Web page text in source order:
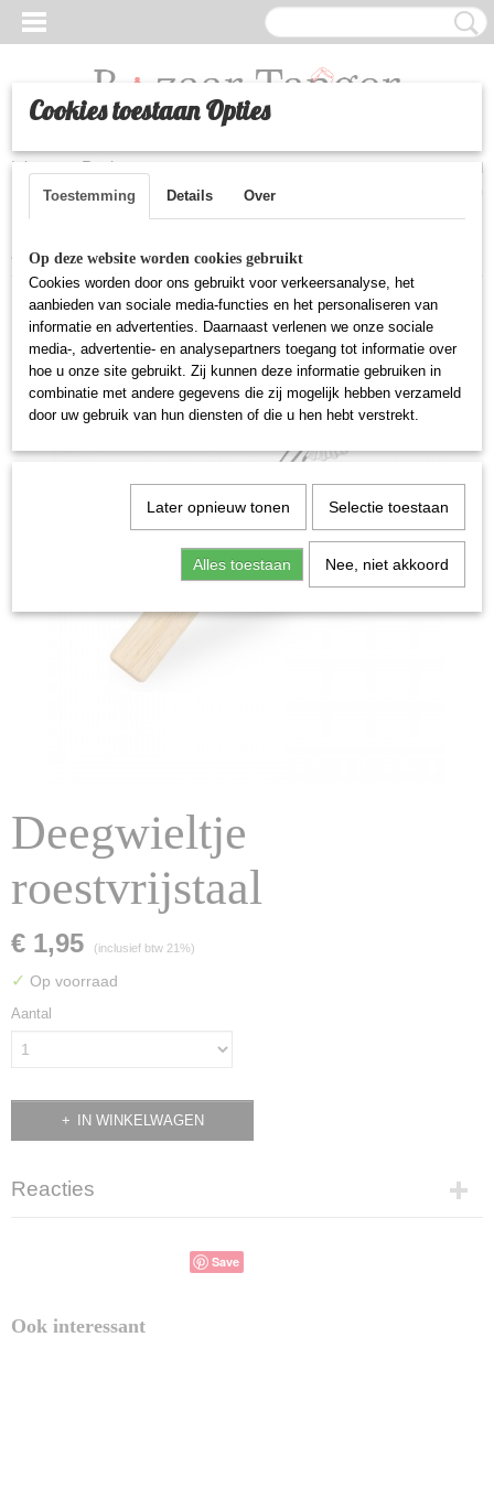
Inloggen Registreren
Home >Huishoudelijke artikelen>Deegwieltje roestvrijstaal
Deegwieltje
roestvrijstaal
€ 1,95 (inclusief btw 21%)
✓ Op voorraad
Aantal
IN WINKELWAGEN
Reacties
Save
Ook interessant
Cookies toestaan Opties
Toestemming Details Over
Op deze website worden cookies gebruikt
Cookies worden door ons gebruikt voor verkeersanalyse, het
aanbieden van sociale media-functies en het personaliseren van
informatie en advertenties. Daarnaast verlenen we onze sociale
media-, advertentie- en analysepartners toegang tot informatie over
hoe u onze site gebruikt. Zij kunnen deze informatie gebruiken in
combinatie met andere gegevens die zij mogelijk hebben verzameld
door uw gebruik van hun diensten of die u hen hebt verstrekt.
Later opnieuw tonen Selectie toestaan
Alles toestaan Nee, niet akkoord